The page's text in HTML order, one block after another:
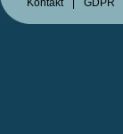
Kontakt GDPR